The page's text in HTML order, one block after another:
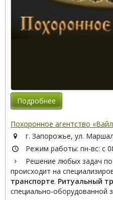
Подробнее
Похоронное агентство
г. Запорожье, ул.
Режим работы: пн-вс: с
Решение любых задач
происходит на
транспорте. Ритуальный
специально-оборудованной